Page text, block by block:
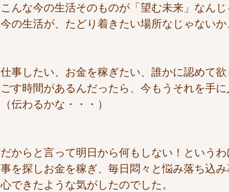
こんな今の生活そのものが「望む未来」なんじ
今の生活が、たどり着きたい場所なじゃないか
仕事したい、お金を稼ぎたい、誰かに認めて
ごす時間があるんだったら、今もうそれを手
（伝わるかな・・・）
だからと言って明日から何もしない！という
事を探しお金を稼ぎ、毎日悶々と悩み落ち込
心できたような気がしたのでした。